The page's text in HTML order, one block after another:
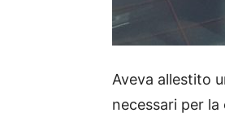
Aveva allestito
necessari per